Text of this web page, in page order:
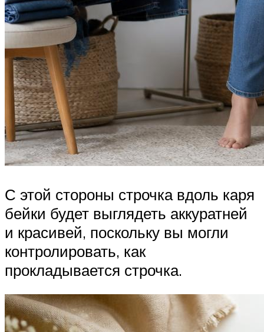
С этой стороны строчка вдоль каря
бейки будет выглядеть аккуратней
и красивей, поскольку вы могли
контролировать, как
прокладывается строчка.